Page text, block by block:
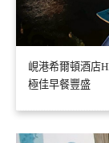
峴港希爾頓酒店
極佳早餐豐盛